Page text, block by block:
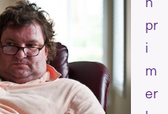
pr
i
m
er